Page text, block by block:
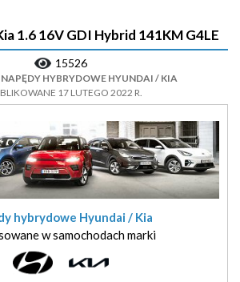
1.6 16V GDI Hybrid 141KM G4LE
15526
NAPĘDY HYBRYDOWE HYUNDAI / KIA
17 LUTEGO 2022 R.
hybrydowe Hyundai / Kia
w samochodach marki